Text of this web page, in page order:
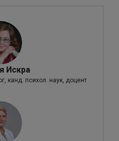
Искра
канд. психол. наук, доцент